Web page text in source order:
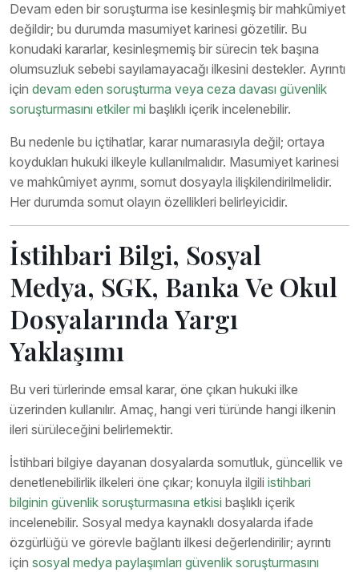
Devam eden bir soruşturma ise kesinleşmiş bir mahkûmiyet
değildir; bu durumda masumiyet karinesi gözetilir. Bu
konudaki kararlar, kesinleşmemiş bir sürecin tek başına
olumsuzluk sebebi sayılamayacağı ilkesini destekler. Ayrıntı
için devam eden soruşturma veya ceza davası güvenlik
soruşturmasını etkiler mi başlıklı içerik incelenebilir.
Bu nedenle bu içtihatlar, karar numarasıyla değil; ortaya
koydukları hukuki ilkeyle kullanılmalıdır. Masumiyet karinesi
ve mahkûmiyet ayrımı, somut dosyayla ilişkilendirilmelidir.
Her durumda somut olayın özellikleri belirleyicidir.
İstihbari Bilgi, Sosyal
Medya, SGK, Banka Ve Okul
Dosyalarında Yargı
Yaklaşımı
Bu veri türlerinde emsal karar, öne çıkan hukuki ilke
üzerinden kullanılır. Amaç, hangi veri türünde hangi ilkenin
ileri sürüleceğini belirlemektir.
İstihbari bilgiye dayanan dosyalarda somutluk, güncellik ve
denetlenebilirlik ilkeleri öne çıkar; konuyla ilgili istihbari
bilginin güvenlik soruşturmasına etkisi başlıklı içerik
incelenebilir. Sosyal medya kaynaklı dosyalarda ifade
özgürlüğü ve görevle bağlantı ilkesi değerlendirilir; ayrıntı
için sosyal medya paylaşımları güvenlik soruşturmasını